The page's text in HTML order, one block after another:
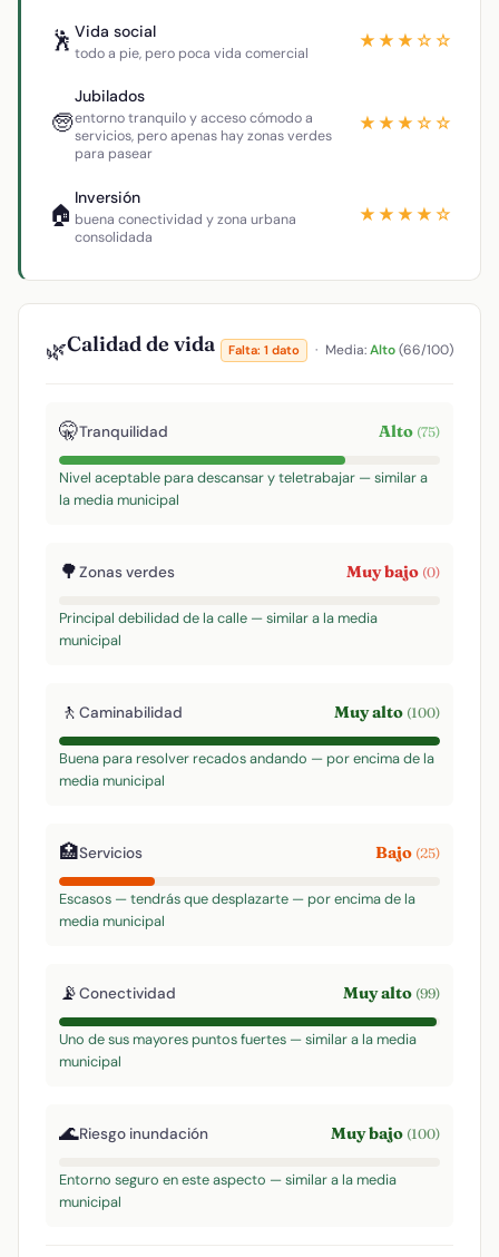
🕺 Vida social
todo a pie, pero poca vida comercial
★★★☆☆
🧓
Jubilados
entorno tranquilo y acceso cómodo a
servicios, pero apenas hay zonas verdes
para pasear
★★★☆☆
🏠
Inversión
buena conectividad y zona urbana
consolidada
★★★★☆
🌿Calidad de vida Falta: 1 dato · Media:Alto(66/100)
🤫Tranquilidad Alto (75)
Nivel aceptable para descansar y teletrabajar — similar a
la media municipal
🌳Zonas verdes Muy bajo (0)
Principal debilidad de la calle — similar a la media
municipal
🚶 Caminabilidad Muy alto (100)
Buena para resolver recados andando — por encima de la
media municipal
🏥Servicios Bajo (25)
Escasos — tendrás que desplazarte — por encima de la
media municipal
📡Conectividad Muy alto (99)
Uno de sus mayores puntos fuertes — similar a la media
municipal
🌊Riesgo inundación Muy bajo (100)
Entorno seguro en este aspecto — similar a la media
municipal